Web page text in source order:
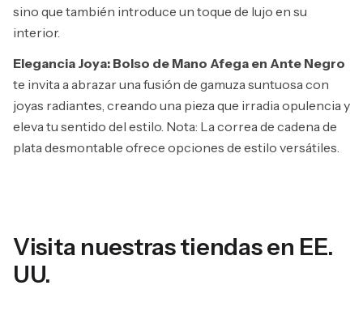
sino que también introduce un toque de lujo en su
interior.
Elegancia Joya: Bolso de Mano Afega en Ante Negro
te invita a abrazar una fusión de gamuza suntuosa con
joyas radiantes, creando una pieza que irradia opulencia y
eleva tu sentido del estilo. Nota: La correa de cadena de
plata desmontable ofrece opciones de estilo versátiles.
Visita nuestras tiendas en EE.
UU.